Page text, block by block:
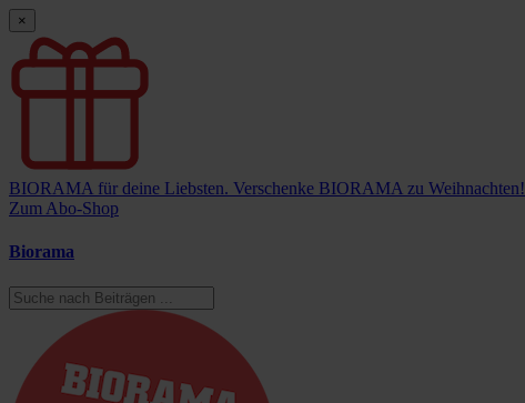
×
BIORAMA für deine Liebsten. Verschenke BIORAMA zu Weihnachten!
Zum Abo-Shop
Biorama